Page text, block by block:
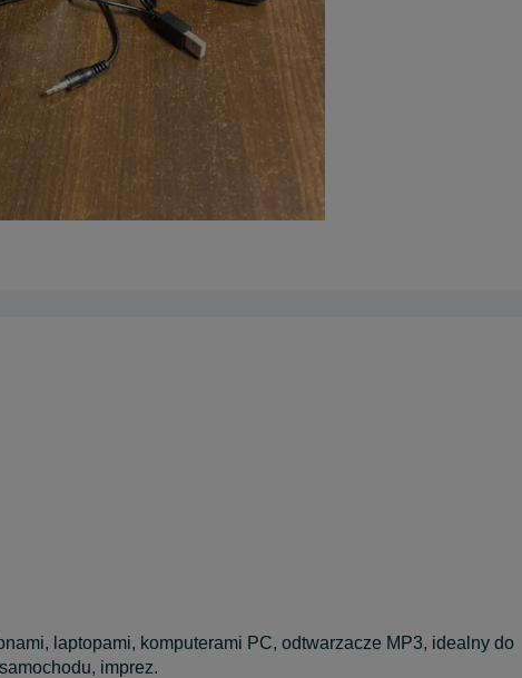
laptopami, komputerami PC, odtwarzacze MP3, idealny do
imprez.